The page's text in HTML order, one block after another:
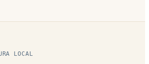
LOCAL